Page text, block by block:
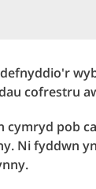
cofrestru
cymryd pob
Ni fyddwn